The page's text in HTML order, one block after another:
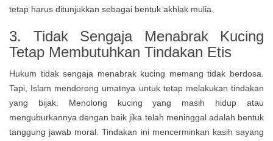
tetap harus ditunjukkan sebagai bentuk akhlak mulia.
3. Tidak Sengaja Menabrak Kucing
Tetap Membutuhkan Tindakan Etis
Hukum tidak sengaja menabrak kucing memang tidak berdosa.
Tapi, Islam mendorong umatnya untuk tetap melakukan tindakan
yang bijak. Menolong kucing yang masih hidup atau
menguburkannya dengan baik jika telah meninggal adalah bentuk
tanggung jawab moral. Tindakan ini mencerminkan kasih sayang